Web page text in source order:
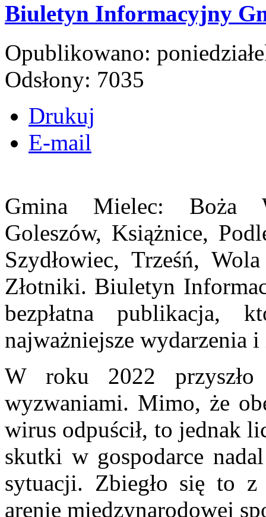
Biuletyn Informacyjny
Opublikowano:
Odsłony: 7035
Drukuj
E-mail
Gmina Mielec: Boża
Goleszów, Książnice,
Szydłowiec, Trześń,
Złotniki. Biuletyn
bezpłatna publikacja,
najważniejsze wydarzenia
W roku 2022
wyzwaniami. Mimo, że
wirus odpuścił, to jednak
skutki w gospodarce
sytuacji. Zbiegło się to z
arenie międzynarodowej